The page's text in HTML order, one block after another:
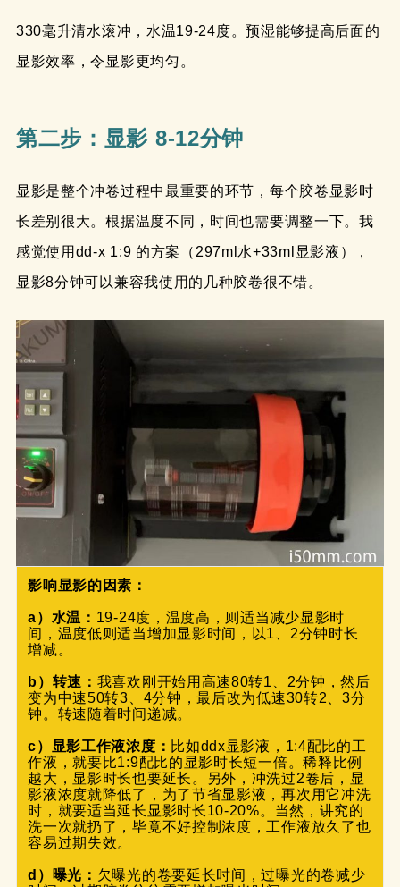
330毫升清水滚冲，水温19-24度。预湿能够提高后面的
显影效率，令显影更均匀。
第二步：显影 8-12分钟
显影是整个冲卷过程中最重要的环节，每个胶卷显影时
长差别很大。根据温度不同，时间也需要调整一下。我
感觉使用dd-x 1:9 的方案（297ml水+33ml显影液），
显影8分钟可以兼容我使用的几种胶卷很不错。
影响显影的因素：
a）水温： 19-24度，温度高，则适当减少显影时
间，温度低则适当增加显影时间，以1、2分钟时长
增减。
b）转速： 我喜欢刚开始用高速80转1、2分钟，然后
变为中速50转3、4分钟，最后改为低速30转2、3分
钟。转速随着时间递减。
c）显影工作液浓度： 比如ddx显影液，1:4配比的工
作液，就要比1:9配比的显影时长短一倍。稀释比例
越大，显影时长也要延长。另外，冲洗过2卷后，显
影液浓度就降低了，为了节省显影液，再次用它冲洗
时，就要适当延长显影时长10-20%。当然，讲究的
洗一次就扔了，毕竟不好控制浓度，工作液放久了也
容易过期失效。
d）曝光： 欠曝光的卷要延长时间，过曝光的卷减少